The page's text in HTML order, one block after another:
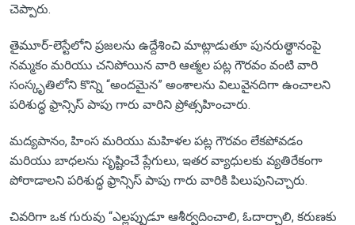
చెప్పారు.
తైమూర్-లెస్టేలోని ప్రజలను ఉద్దేశించి మాట్లాడుతూ పునరుత్థానంపై
నమ్మకం మరియు చనిపోయిన వారి ఆత్మల పట్ల గౌరవం వంటి వారి
సంస్కృతిలోని కొన్ని “అందమైన” అంశాలను విలువైనదిగా ఉంచాలని
పరిశుద్ధ ఫ్రాన్సిస్ పాపు గారు వారిని ప్రోత్సహించారు.
మద్యపానం, హింస మరియు మహిళల పట్ల గౌరవం లేకపోవడం
మరియు బాధలను సృష్టించే ప్లేగులు, ఇతర వ్యాధులకు వ్యతిరేకంగా
పోరాడాలని పరిశుద్ధ ఫ్రాన్సిస్ పాపు గారు వారికి పిలుపునిచ్చారు.
చివరిగా ఒక గురువు “ఎల్లప్పుడూ ఆశీర్వదించాలి, ఓదార్చాలి, కరుణకు